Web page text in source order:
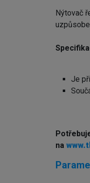
Nýtovač
Je
na